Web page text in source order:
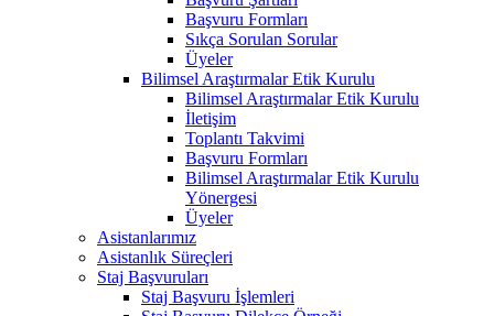
Başvuru Formları
Sıkça Sorulan Sorular
Üyeler
Bilimsel Araştırmalar Etik Kurulu
Bilimsel Araştırmalar Etik Kurulu
İletişim
Toplantı Takvimi
Başvuru Formları
Bilimsel Araştırmalar Etik Kurulu
Yönergesi
Üyeler
Asistanlarımız
Asistanlık Süreçleri
Staj Başvuruları
Staj Başvuru İşlemleri